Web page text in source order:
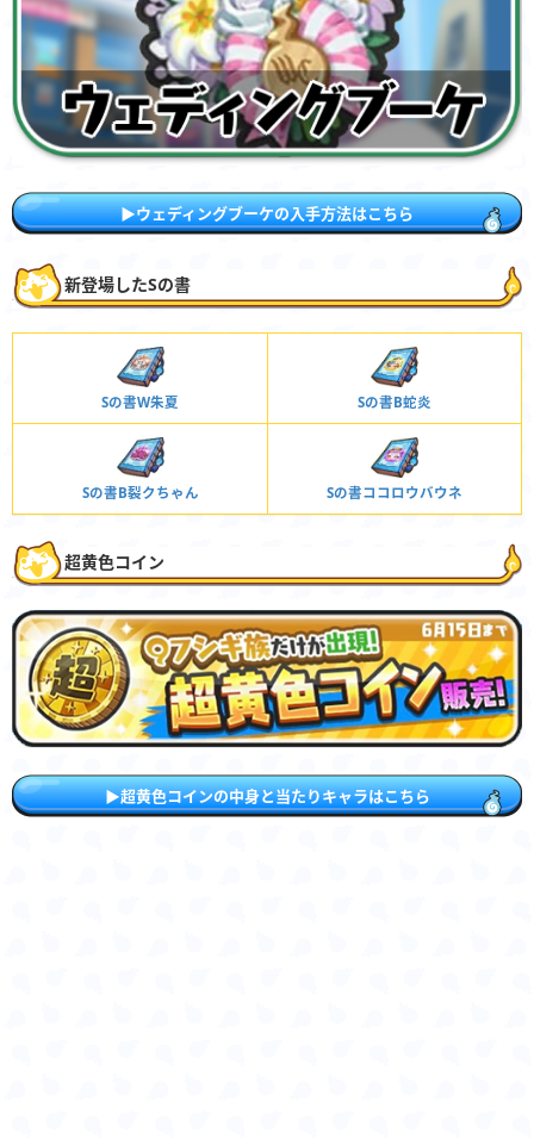
▶︎ウェディングブーケの入手方法はこちら
新登場したSの書
Sの書W朱夏 Sの書B蛇炎
Sの書B裂クちゃん Sの書ココロウバウネ
超黄色コイン
▶︎超黄色コインの中身と当たりキャラはこちら